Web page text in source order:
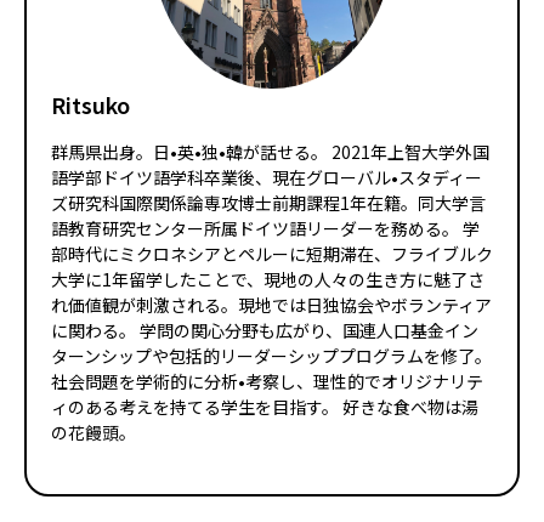
Ritsuko
群馬県出身。日•英•独•韓が話せる。 2021年上智大学外国
語学部ドイツ語学科卒業後、現在グローバル•スタディー
ズ研究科国際関係論専攻博士前期課程1年在籍。同大学言
語教育研究センター所属ドイツ語リーダーを務める。 学
部時代にミクロネシアとペルーに短期滞在、フライブルク
大学に1年留学したことで、現地の人々の生き方に魅了さ
れ価値観が刺激される。現地では日独協会やボランティア
に関わる。 学問の関心分野も広がり、国連人口基金イン
ターンシップや包括的リーダーシッププログラムを修了。
社会問題を学術的に分析•考察し、理性的でオリジナリテ
ィのある考えを持てる学生を目指す。 好きな食べ物は湯
の花饅頭。